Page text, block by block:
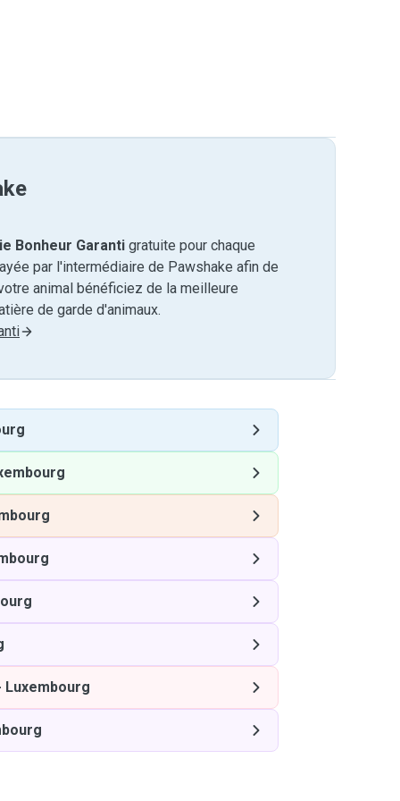
Bonheur Garanti gratuite pour chaque
par l'intermédiaire de Pawshake afin de
animal bénéficiez de la meilleure
de garde d'animaux.
Luxembourg